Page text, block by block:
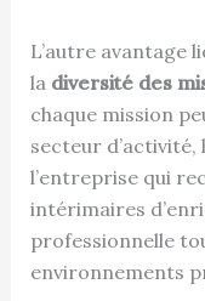
L’autre avantage
la diversité des
chaque mission
secteur
l’entreprise qui
intérimaires
professionnelle
environnements